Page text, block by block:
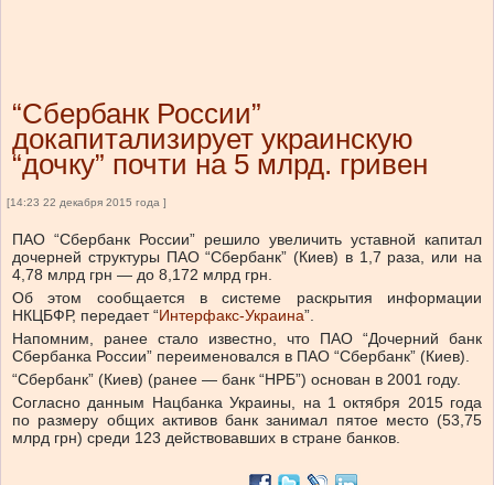
“Сбербанк России”
докапитализирует украинскую
“дочку” почти на 5 млрд. гривен
[14:23 22 декабря 2015 года ]
ПАО “Сбербанк России” решило увеличить уставной капитал
дочерней структуры ПАО “Сбербанк” (Киев) в 1,7 раза, или на
4,78 млрд грн — до 8,172 млрд грн.
Об этом сообщается в системе раскрытия информации
НКЦБФР, передает “Интерфакс-Украина”.
Напомним, ранее стало известно, что ПАО “Дочерний банк
Сбербанка России” переименовался в ПАО “Сбербанк” (Киев).
“Сбербанк” (Киев) (ранее — банк “НРБ”) основан в 2001 году.
Согласно данным Нацбанка Украины, на 1 октября 2015 года
по размеру общих активов банк занимал пятое место (53,75
млрд грн) среди 123 действовавших в стране банков.